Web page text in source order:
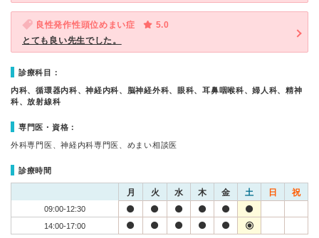
良性発作性頭位めまい症
5.0
とても良い先生でした。
診療科目：
内科、循環器内科、神経内科、脳神経外科、眼科、耳鼻咽喉科、婦人科、精神
科、放射線科
専門医・資格：
外科専門医、神経内科専門医、めまい相談医
診療時間
月 火 水 木 金 土 日 祝
09:00-12:30
14:00-17:00